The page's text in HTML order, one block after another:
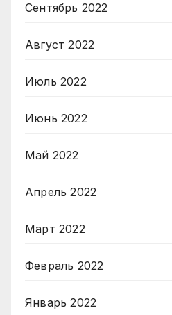
Сентябрь 2022
Август 2022
Июль 2022
Июнь 2022
Май 2022
Апрель 2022
Март 2022
Февраль 2022
Январь 2022